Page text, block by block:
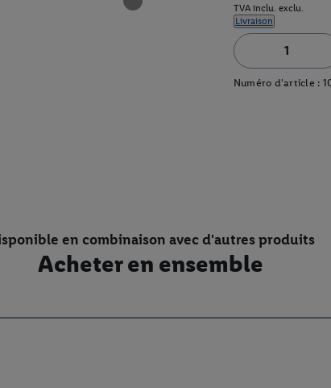
TVA inclu. exclu.
Livraison
Numéro d'article :
en combinaison avec d'autres produits
Acheter en ensemble